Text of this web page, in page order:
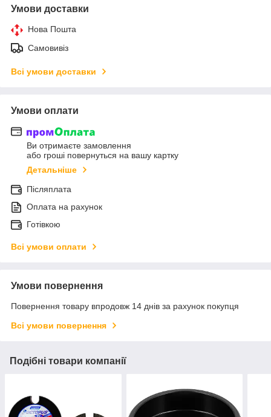
Умови доставки
Нова Пошта
Самовивіз
Всі умови доставки
Умови оплати
Ви отримаєте замовлення
або гроші повернуться на вашу картку
Детальніше
Післяплата
Оплата на рахунок
Готівкою
Всі умови оплати
Умови повернення
Повернення товару впродовж 14 днів за рахунок покупця
Всі умови повернення
Подібні товари компанії